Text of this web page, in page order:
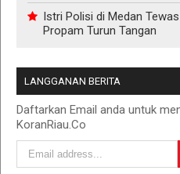
Istri Polisi di Medan
Propam Turun Tangan
LANGGANAN BERITA
Daftarkan Email anda untuk
KoranRiau.Co